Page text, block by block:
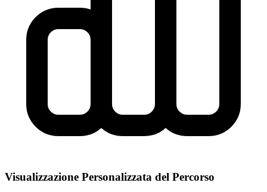
Visualizzazione Personalizzata del Percorso